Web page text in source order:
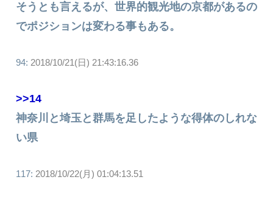
そうとも言えるが、世界的観光地の京都があるの
でポジションは変わる事もある。
94: 2018/10/21(日) 21:43:16.36
>>14
神奈川と埼玉と群馬を足したような得体のしれな
い県
117: 2018/10/22(月) 01:04:13.51